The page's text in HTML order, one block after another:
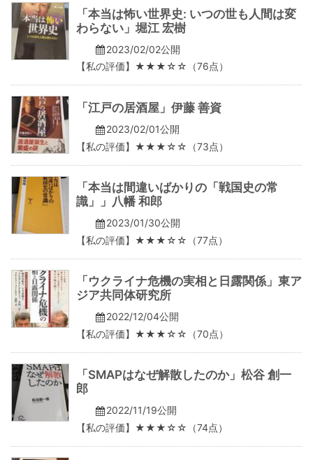
「本当は怖い世界史: いつの世も人間は変
わらない」堀江 宏樹
2023/02/02公開
【私の評価】★★★☆☆（76点）
「江戸の居酒屋」伊藤 善資
2023/02/01公開
【私の評価】★★★☆☆（73点）
「本当は間違いばかりの「戦国史の常
識」」八幡 和郎
2023/01/30公開
【私の評価】★★★☆☆（77点）
「ウクライナ危機の実相と日露関係」東ア
ジア共同体研究所
2022/12/04公開
【私の評価】★★★☆☆（70点）
「SMAPはなぜ解散したのか」松谷 創一
郎
2022/11/19公開
【私の評価】★★★☆☆（74点）